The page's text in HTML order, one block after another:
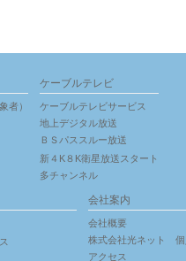
者）
ケーブルテレビ
ケーブルテレビサービス
地上デジタル放送
ＢＳパススルー放送
新４K８K衛星放送スタート
多チャンネル
会社案内
会社概要
株式会社光ネット 個
アクセス